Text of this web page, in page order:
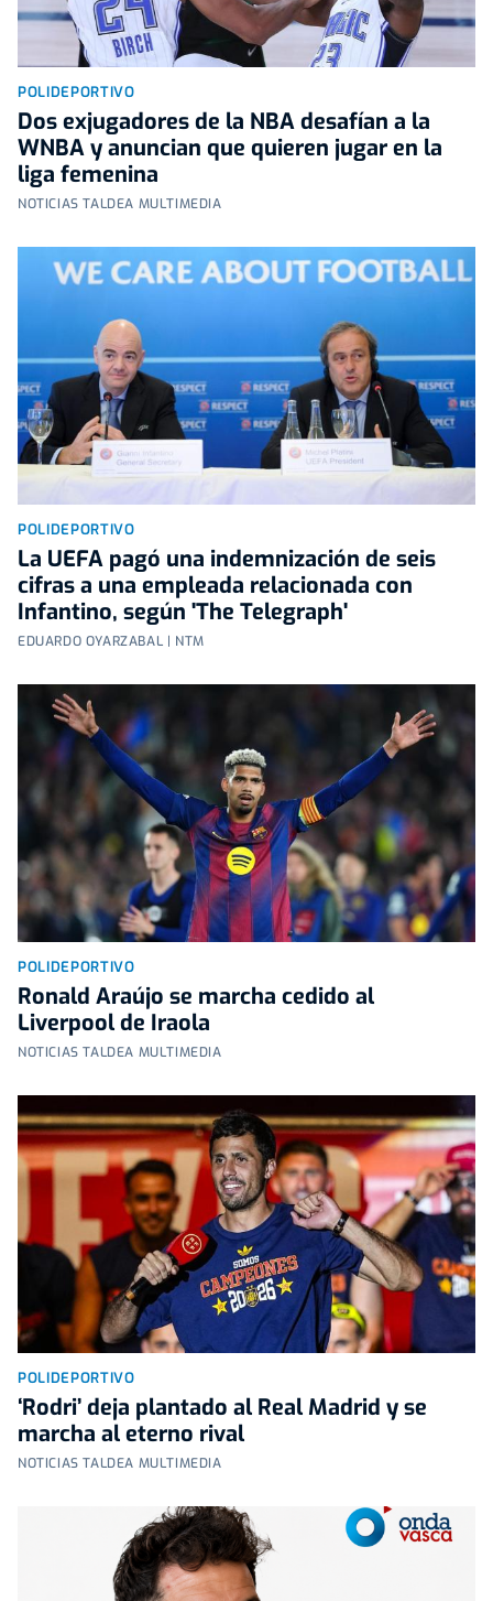
POLIDEPORTIVO
Dos exjugadores de la NBA desafían a la
WNBA y anuncian que quieren jugar en la
liga femenina
NOTICIAS TALDEA MULTIMEDIA
POLIDEPORTIVO
La UEFA pagó una indemnización de seis
cifras a una empleada relacionada con
Infantino, según 'The Telegraph'
EDUARDO OYARZABAL | NTM
POLIDEPORTIVO
Ronald Araújo se marcha cedido al
Liverpool de Iraola
NOTICIAS TALDEA MULTIMEDIA
POLIDEPORTIVO
‘Rodri’ deja plantado al Real Madrid y se
marcha al eterno rival
NOTICIAS TALDEA MULTIMEDIA